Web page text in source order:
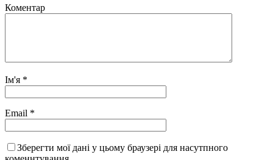
Коментар
Ім'я *
Email *
Зберегти мої дані у цьому браузері для насутпного